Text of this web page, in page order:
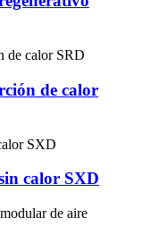
de calor
calor SXD